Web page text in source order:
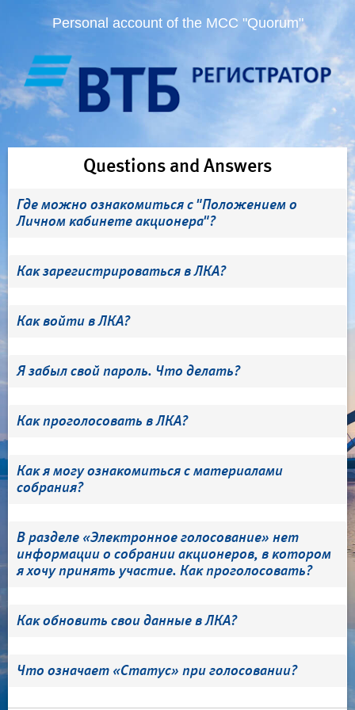
Personal account of the MCC "Quorum"
Questions and Answers
Где можно ознакомиться с "Положением о
Личном кабинете акционера"?
Как зарегистрироваться в ЛКА?
Как войти в ЛКА?
Я забыл свой пароль. Что делать?
Как проголосовать в ЛКА?
Как я могу ознакомиться с материалами
собрания?
В разделе «Электронное голосование» нет
информации о собрании акционеров, в котором
я хочу принять участие. Как проголосовать?
Как обновить свои данные в ЛКА?
Что означает «Статус» при голосовании?